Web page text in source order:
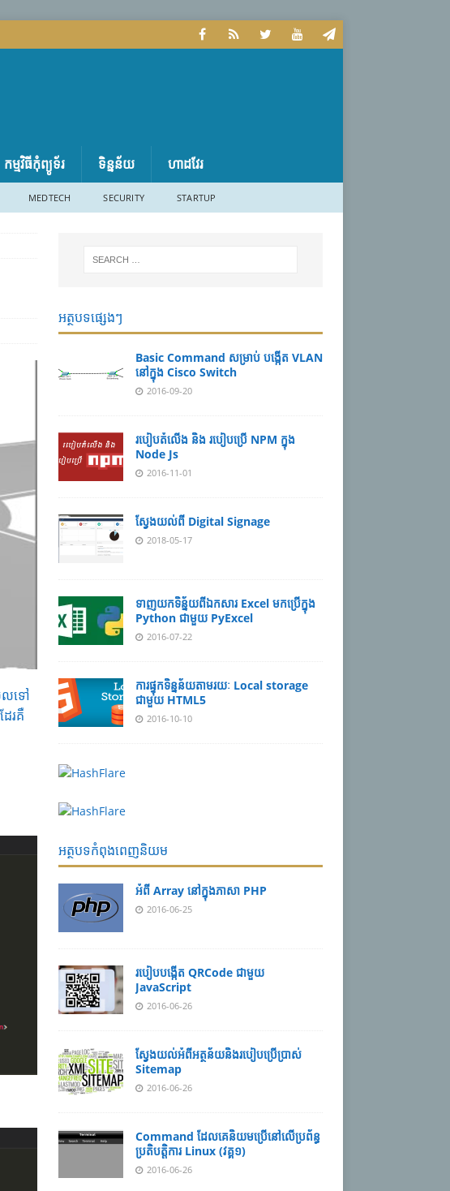
កម្មវិធីកុំព្យូទ័រ ទិន្នន័យ ហាដវែរ
MEDTECH SECURITY STARTUP
លទៅ
ែរគឺ
អត្ថបទផ្សេងៗ
Basic Command សម្រាប់ បង្កើត VLAN
នៅក្នុង Cisco Switch
2016-09-20
របៀបតំលើង និង របៀបប្រើ NPM ក្នុង
Node Js
2016-11-01
ស្វែងយល់ពី Digital Signage
2018-05-17
ទាញយកទិន្ន័យពីឯកសារ Excel មកប្រើក្នុង
Python ជាមួយ PyExcel
2016-07-22
ការផ្ទុកទិន្នន័យតាមរយៈ Local storage
ជាមួយ HTML5
2016-10-10
អត្ថបទកំពុងពេញនិយម
អំពី Array នៅ​​ក្នុង​ភា​សា PHP
2016-06-25
របៀប​បង្កើត​ QRCode ជាមួយ
JavaScript
2016-06-26
ស្វែង​យល់​​អំពី​អត្ថន័យ​​និង​របៀប​​ប្រើ​ប្រាស់​
Sitemap
2016-06-26
Command ដែល​​គេ​​និយម​​ប្រើ​​នៅ​លើ​​ប្រព័ន្ធ​​
ប្រតិបត្តិការ​ Linux (វគ្គ១)
2016-06-26